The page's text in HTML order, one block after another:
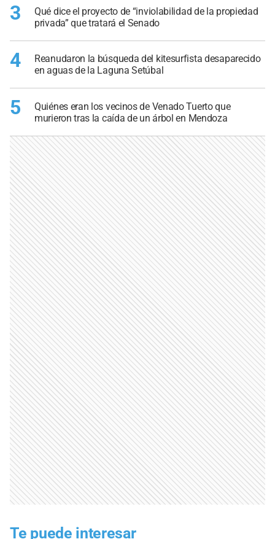
3
Qué dice el proyecto de “inviolabilidad de la propiedad
privada” que tratará el Senado
4
Reanudaron la búsqueda del kitesurfista desaparecido
en aguas de la Laguna Setúbal
5
Quiénes eran los vecinos de Venado Tuerto que
murieron tras la caída de un árbol en Mendoza
Te puede interesar